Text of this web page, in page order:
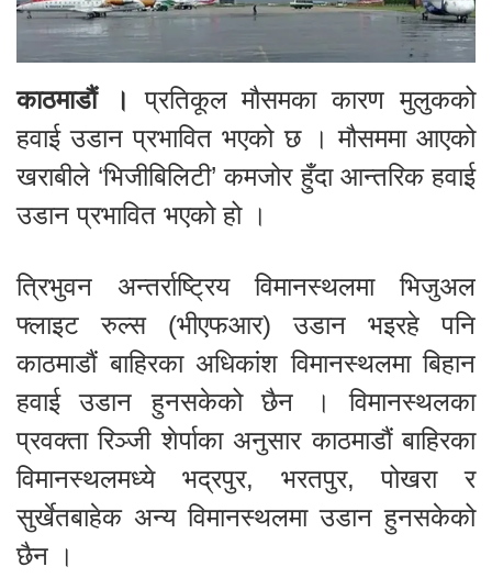
काठमाडौं ।
प्रतिकूल मौसमका कारण मुलुकको
हवाई उडान प्रभावित भएको छ । मौसममा आएको
खराबीले ‘भिजीबिलिटी’ कमजोर हुँदा आन्तरिक हवाई
उडान प्रभावित भएको हो ।
त्रिभुवन अन्तर्राष्ट्रिय विमानस्थलमा भिजुअल
फ्लाइट रुल्स (भीएफआर) उडान भइरहे पनि
काठमाडौं बाहिरका अधिकांश विमानस्थलमा बिहान
हवाई उडान हुनसकेको छैन । विमानस्थलका
प्रवक्ता रिञ्जी शेर्पाका अनुसार काठमाडौं बाहिरका
विमानस्थलमध्ये भद्रपुर, भरतपुर, पोखरा र
सुर्खेतबाहेक अन्य विमानस्थलमा उडान हुनसकेको
छैन ।